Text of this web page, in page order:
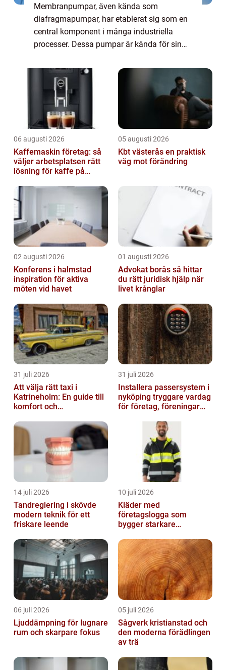
Membranpumpar, även kända som
diafragmapumpar, har etablerat sig som en
central komponent i många industriella
processer. Dessa pumpar är kända för sin
allt ifrån kemika...
06 augusti 2026
Kaffemaskin företag: så
väljer arbetsplatsen rätt
lösning för kaffe på
05 augusti 2026
Kbt västerås en praktisk
väg mot förändring
02 augusti 2026
Konferens i halmstad
inspiration för aktiva
möten vid havet
01 augusti 2026
Advokat borås så hittar
du rätt juridisk hjälp när
livet krånglar
31 juli 2026
Att välja rätt taxi i
Katrineholm: En guide till
komfort och
31 juli 2026
Installera passersystem i
nyköping tryggare vardag
för företag, föreningar
14 juli 2026
Tandreglering i skövde
modern teknik för ett
friskare leende
10 juli 2026
Kläder med
företagslogga som
bygger starkare
06 juli 2026
Ljuddämpning för lugnare
rum och skarpare fokus
05 juli 2026
Sågverk kristianstad och
den moderna förädlingen
av trä